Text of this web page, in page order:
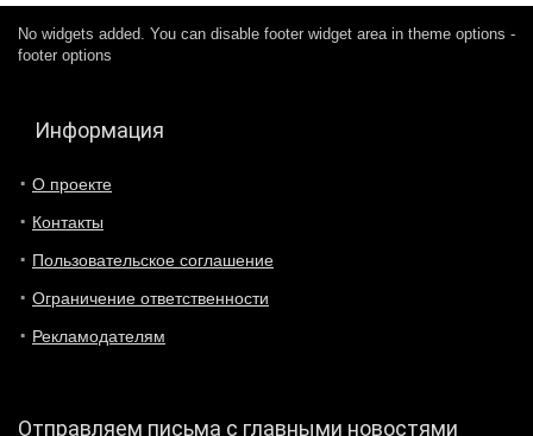
No widgets added. You can disable footer widget area in theme options -
footer options
Информация
О проекте
Контакты
Пользовательское соглашение
Ограничение ответственности
Рекламодателям
Отправляем письма с главными новостями